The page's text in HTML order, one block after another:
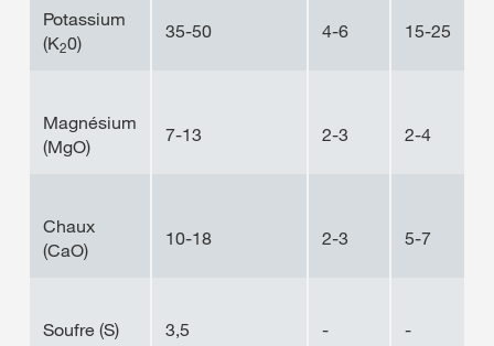
Potassium
(K20)
35-50 4-6 15-25
Magnésium
(MgO)
7-13 2-3 2-4
Chaux
(CaO)
10-18 2-3 5-7
Soufre (S) 3,5 - -